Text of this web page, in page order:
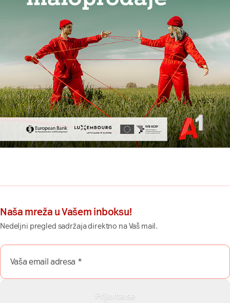
Naša mreža u Vašem inboksu!
Nedeljni pregled sadržaja direktno na Vaš mail.